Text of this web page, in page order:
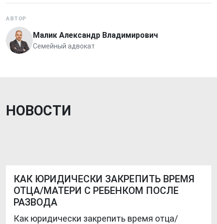
АВТОР
Малик Александр Владимирович
Семейный адвокат
НОВОСТИ
КАК ЮРИДИЧЕСКИ ЗАКРЕПИТЬ ВРЕМЯ
ОТЦА/МАТЕРИ С РЕБЕНКОМ ПОСЛЕ
РАЗВОДА
Как юридически закрепить время отца/